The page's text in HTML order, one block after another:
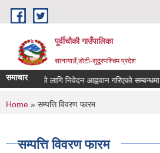
Skip to main content
पूर्वीचौकी गाउँपालिका
सानागाउँ,डोटी-सुदूरपश्चिम प्रदेश
समाचार
सहमतिको लागि निवेदन आह्ववान गरिएको सम्बन्धमा ।।
You are here
Home » सम्पत्ति विवरण फारम
सम्पत्ति विवरण फारम